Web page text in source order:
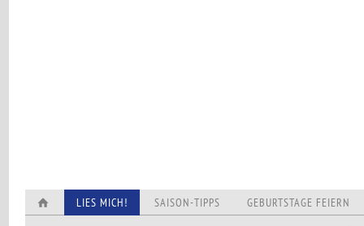
LIES MICH! SAISON-TIPPS GEBURTSTAGE FEIERN